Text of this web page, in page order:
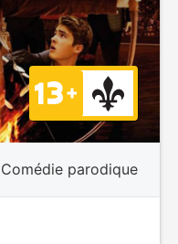
Comédie parodique